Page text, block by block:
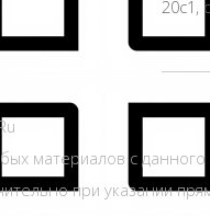
20с1,
материалов с данного
при указании